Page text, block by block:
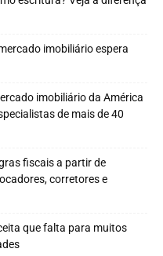
imobiliário espera
imobiliário da América
de mais de 40
fiscais a partir de
corretores e
que falta para muitos